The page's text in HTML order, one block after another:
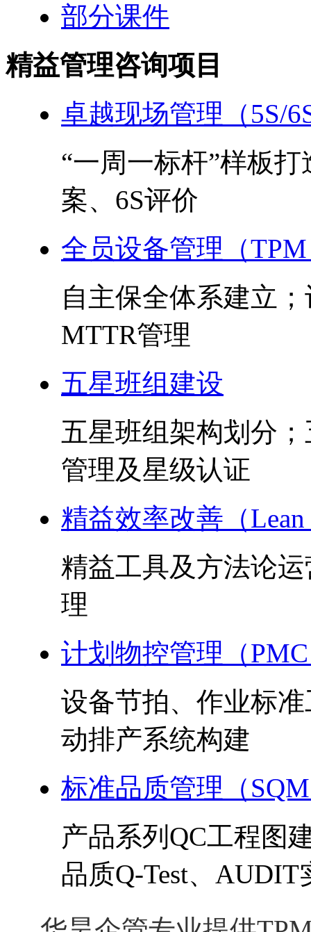
部分课件
精益管理咨询项目
卓越现场管理（5S/
“一周一标杆”样板
案、6S评价
全员设备管理（
自主保全体系建立
MTTR管理
五星班组建设
五星班组架构划分
管理及星级认证
精益效率改善（
精益工具及方法论
理
计划物控管理（
设备节拍、作业标
动排产系统构建
标准品质管理（
产品系列QC工程图
品质Q-Test、AUDIT